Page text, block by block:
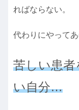
ればならない。
代わりにやって
苦しい患
い自分…